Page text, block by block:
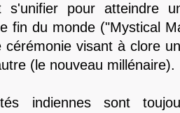
s'unifier pour atteindre
fin du monde ("Mystical
cérémonie visant à clore
(le nouveau millénaire).
indiennes sont